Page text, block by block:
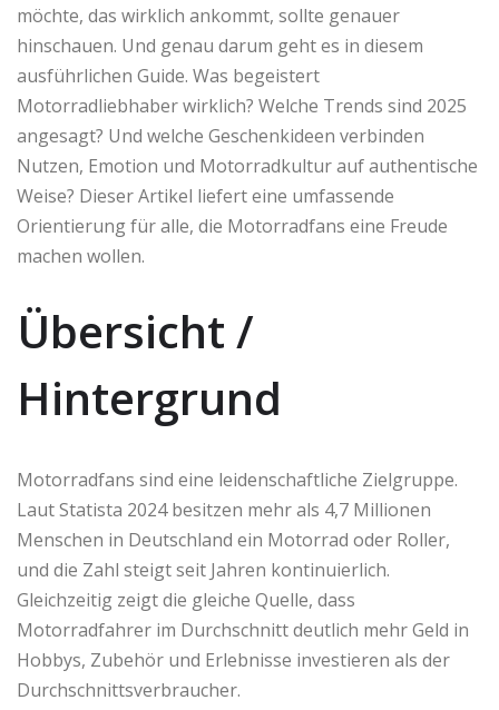
möchte, das wirklich ankommt, sollte genauer
hinschauen. Und genau darum geht es in diesem
ausführlichen Guide. Was begeistert
Motorradliebhaber wirklich? Welche Trends sind 2025
angesagt? Und welche Geschenkideen verbinden
Nutzen, Emotion und Motorradkultur auf authentische
Weise? Dieser Artikel liefert eine umfassende
Orientierung für alle, die Motorradfans eine Freude
machen wollen.
Übersicht /
Hintergrund
Motorradfans sind eine leidenschaftliche Zielgruppe.
Laut Statista 2024 besitzen mehr als 4,7 Millionen
Menschen in Deutschland ein Motorrad oder Roller,
und die Zahl steigt seit Jahren kontinuierlich.
Gleichzeitig zeigt die gleiche Quelle, dass
Motorradfahrer im Durchschnitt deutlich mehr Geld in
Hobbys, Zubehör und Erlebnisse investieren als der
Durchschnittsverbraucher.